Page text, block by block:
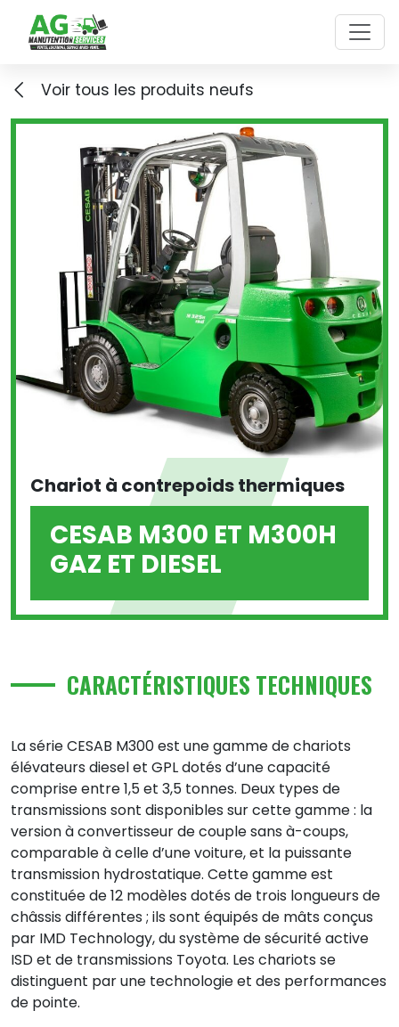
Skip to main content
Voir tous les produits neufs
Chariot à contrepoids thermiques
CESAB M300 ET M300H
GAZ ET DIESEL
CARACTÉRISTIQUES TECHNIQUES
La série CESAB M300 est une gamme de chariots
élévateurs diesel et GPL dotés d’une capacité
comprise entre 1,5 et 3,5 tonnes. Deux types de
transmissions sont disponibles sur cette gamme : la
version à convertisseur de couple sans à-coups,
comparable à celle d’une voiture, et la puissante
transmission hydrostatique. Cette gamme est
constituée de 12 modèles dotés de trois longueurs de
châssis différentes ; ils sont équipés de mâts conçus
par IMD Technology, du système de sécurité active
ISD et de transmissions Toyota. Les chariots se
distinguent par une technologie et des performances
de pointe.